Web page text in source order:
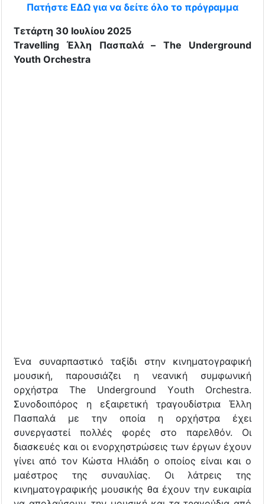
Πατήστε ΕΔΩ για να δείτε όλο το πρόγραμμα
Τετάρτη 30 Ιουλίου 2025
Travelling Έλλη Πασπαλά – The Underground
Youth Orchestra
Ένα συναρπαστικό ταξίδι στην κινηματογραφική
μουσική, παρουσιάζει η νεανική συμφωνική
ορχήστρα The Underground Υouth Orchestra.
Συνοδοιπόρος η εξαιρετική τραγουδίστρια Έλλη
Πασπαλά με την οποία η ορχήστρα έχει
συνεργαστεί πολλές φορές στο παρελθόν. Οι
διασκευές και οι ενορχηστρώσεις των έργων έχουν
γίνει από τον Κώστα Ηλιάδη ο οποίος είναι και ο
μαέστρος της συναυλίας. Οι λάτρεις της
κινηματογραφικής μουσικής θα έχουν την ευκαιρία